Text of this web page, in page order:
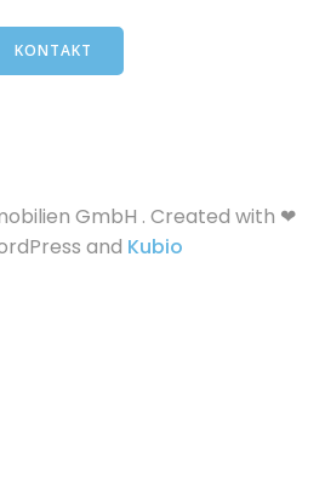
KONTAKT
GmbH . Created with ❤
and Kubio